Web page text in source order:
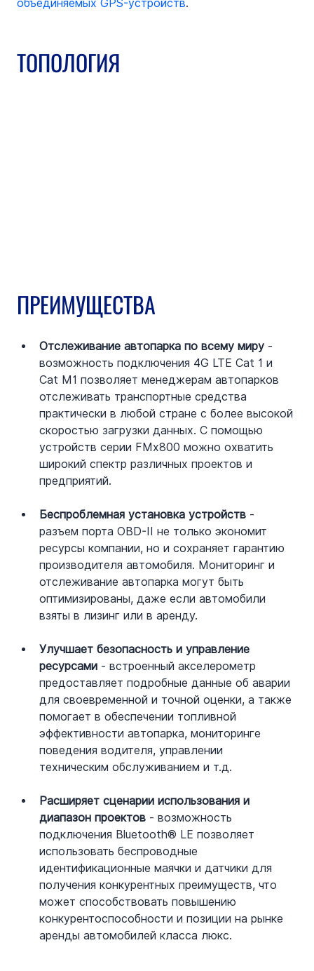
объединяемых GPS-устройств.
ТОПОЛОГИЯ
ПРЕИМУЩЕСТВА
Отслеживание автопарка по всему миру -
возможность подключения 4G LTE Cat 1 и
Cat M1 позволяет менеджерам автопарков
отслеживать транспортные средства
практически в любой стране с более высокой
скоростью загрузки данных. С помощью
устройств серии FMx800 можно охватить
широкий спектр различных проектов и
предприятий.
Беспроблемная установка устройств -
разъем порта OBD-II не только экономит
ресурсы компании, но и сохраняет гарантию
производителя автомобиля. Мониторинг и
отслеживание автопарка могут быть
оптимизированы, даже если автомобили
взяты в лизинг или в аренду.
Улучшает безопасность и управление
ресурсами - встроенный акселерометр
предоставляет подробные данные об аварии
для своевременной и точной оценки, а также
помогает в обеспечении топливной
эффективности автопарка, мониторинге
поведения водителя, управлении
техническим обслуживанием и т.д.
Расширяет сценарии использования и
диапазон проектов - возможность
подключения Bluetooth® LE позволяет
использовать беспроводные
идентификационные маячки и датчики для
получения конкурентных преимуществ, что
может способствовать повышению
конкурентоспособности и позиции на рынке
аренды автомобилей класса люкс.